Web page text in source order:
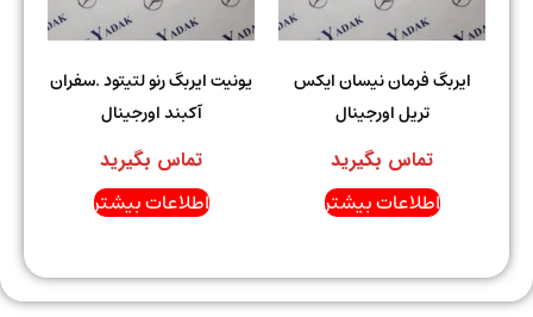
ایربگ فرمان نیسان ایکس
تریل اورجینال
تماس بگیرید
اطلاعات بیشتر
یونیت ایربگ رنو لتیتود .سفران
آکبند اورجینال
تماس بگیرید
اطلاعات بیشتر